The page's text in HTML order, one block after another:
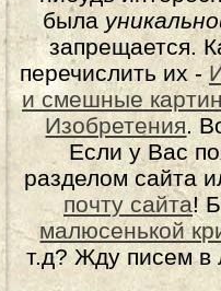
была
запрещается.
перечислить их -
и смешные
Изобретения.
Если у Вас
разделом сайта
почту сайта!
малюсенькой
т.д? Жду писем в